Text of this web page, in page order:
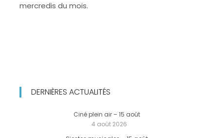
mercredis du mois.
DERNIÈRES ACTUALITÉS
Ciné plein air – 15 août
4 août 2026